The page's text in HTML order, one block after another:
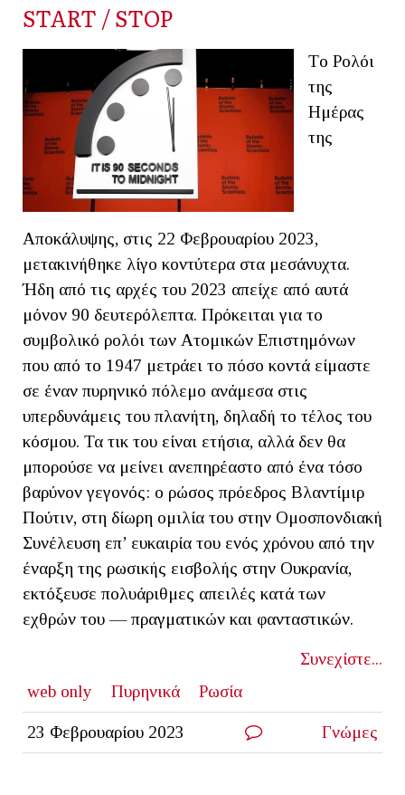
START / STOP
Tο Ρολόι
της
Ημέρας
της
Αποκάλυψης, στις 22 Φεβρουαρίου 2023,
μετακινήθηκε λίγο κοντύτερα στα μεσάνυχτα.
Ήδη από τις αρχές του 2023 απείχε από αυτά
μόνον 90 δευτερόλεπτα. Πρόκειται για το
συμβολικό ρολόι των Ατομικών Επιστημόνων
που από το 1947 μετράει το πόσο κοντά είμαστε
σε έναν πυρηνικό πόλεμο ανάμεσα στις
υπερδυνάμεις του πλανήτη, δηλαδή το τέλος του
κόσμου. Τα τικ του είναι ετήσια, αλλά δεν θα
μπορούσε να μείνει ανεπηρέαστο από ένα τόσο
βαρύνον γεγονός: ο ρώσος πρόεδρος Βλαντίμιρ
Πούτιν, στη δίωρη ομιλία του στην Ομοσπονδιακή
Συνέλευση επ’ ευκαιρία του ενός χρόνου από την
έναρξη της ρωσικής εισβολής στην Ουκρανία,
εκτόξευσε πολυάριθμες απειλές κατά των
εχθρών του — πραγματικών και φανταστικών.
Συνεχίστε...
web only
Πυρηνικά Ρωσία
23 Φεβρουαρίου 2023 Γνώμες